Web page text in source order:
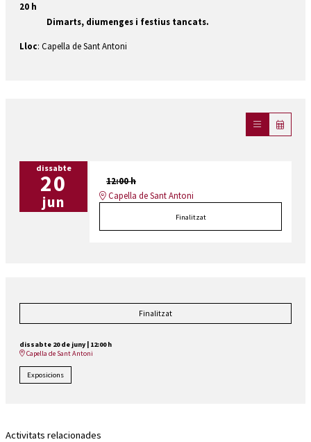
20 h
Dimarts, diumenges i festius tancats.
Lloc: Capella de Sant Antoni
dissabte
20
jun
12:00 h
Capella de Sant Antoni
Finalitzat
Finalitzat
dissabte 20 de juny | 12:00 h
Capella de Sant Antoni
Exposicions
Activitats relacionades